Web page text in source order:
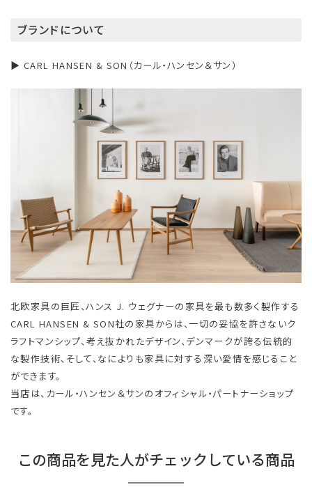
ブランドについて
▶ CARL HANSEN & SON（カール・ハンセン＆サン）
北欧家具の巨匠、ハンス J. ウェグナーの家具を最も数多く製作する
CARL HANSEN & SON社の家具からは、一切の妥協を許さないク
ラフトマンシップ、考え抜かれたデザイン、デンマークが誇る伝統的
な製作技術、そして、なによりも家具に対する深い愛情を感じること
ができます。
当店は、カール・ハンセン＆サンのオフィシャル・パートナーショップ
です。
この商品を見た人がチェックしている商品